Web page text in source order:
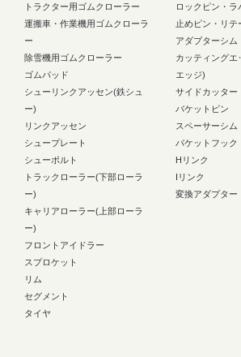
トラクター用ゴムクローラー
運搬車・作業機用ゴムクローラ
ー
除雪機用ゴムクローラー
ゴムパッド
シューリンクアッセン(鉄シュ
ー)
リンクアッセン
シュープレート
シューボルト
トラックローラー(下部ローラ
ー)
キャリアローラー(上部ローラ
ー)
フロントアイドラー
スプロケット
リム
セグメント
タイヤ
ロックピン・ラ
止めピン・リテ
アダプターシム
カッティングエ
エッジ)
サイドカッター
バケットピン
スペーサーシム
バケットフック
Hリンク
Iリンク
変換アダプター